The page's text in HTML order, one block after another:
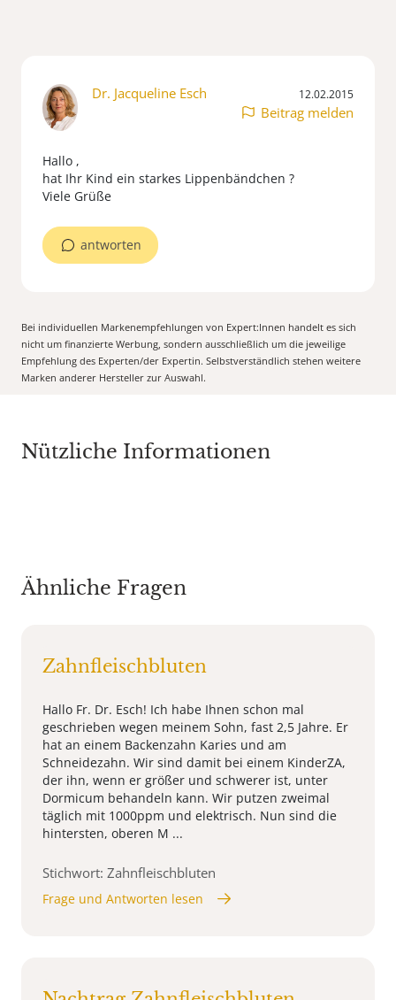
Dr. Jacqueline Esch 12.02.2015
Beitrag melden
Hallo ,
hat Ihr Kind ein starkes Lippenbändchen ?
Viele Grüße
antworten
Bei individuellen Markenempfehlungen von Expert:Innen handelt es sich
nicht um finanzierte Werbung, sondern ausschließlich um die jeweilige
Empfehlung des Experten/der Expertin. Selbstverständlich stehen weitere
Marken anderer Hersteller zur Auswahl.
Nützliche Informationen
Ähnliche Fragen
Zahnfleischbluten
Hallo Fr. Dr. Esch! Ich habe Ihnen schon mal
geschrieben wegen meinem Sohn, fast 2,5 Jahre. Er
hat an einem Backenzahn Karies und am
Schneidezahn. Wir sind damit bei einem KinderZA,
der ihn, wenn er größer und schwerer ist, unter
Dormicum behandeln kann. Wir putzen zweimal
täglich mit 1000ppm und elektrisch. Nun sind die
hintersten, oberen M ...
Stichwort: Zahnfleischbluten
Frage und Antworten lesen